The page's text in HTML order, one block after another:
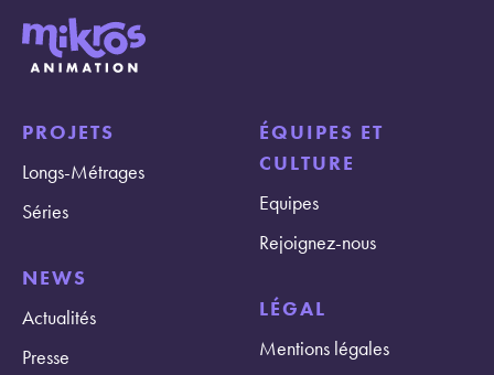
PROJETS
Longs-Métrages
Séries
NEWS
Actualités
Presse
ÉQUIPES ET
CULTURE
Equipes
Rejoignez-nous
LÉGAL
Mentions légales